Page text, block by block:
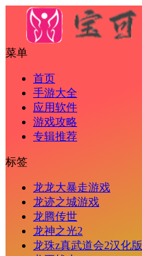
菜单
首页
手游大全
应用软件
游戏攻略
专辑推荐
标签
龙龙大暴走游戏
龙迹之城游戏
龙腾传世
龙神之光2
龙珠z真武道会2汉化版